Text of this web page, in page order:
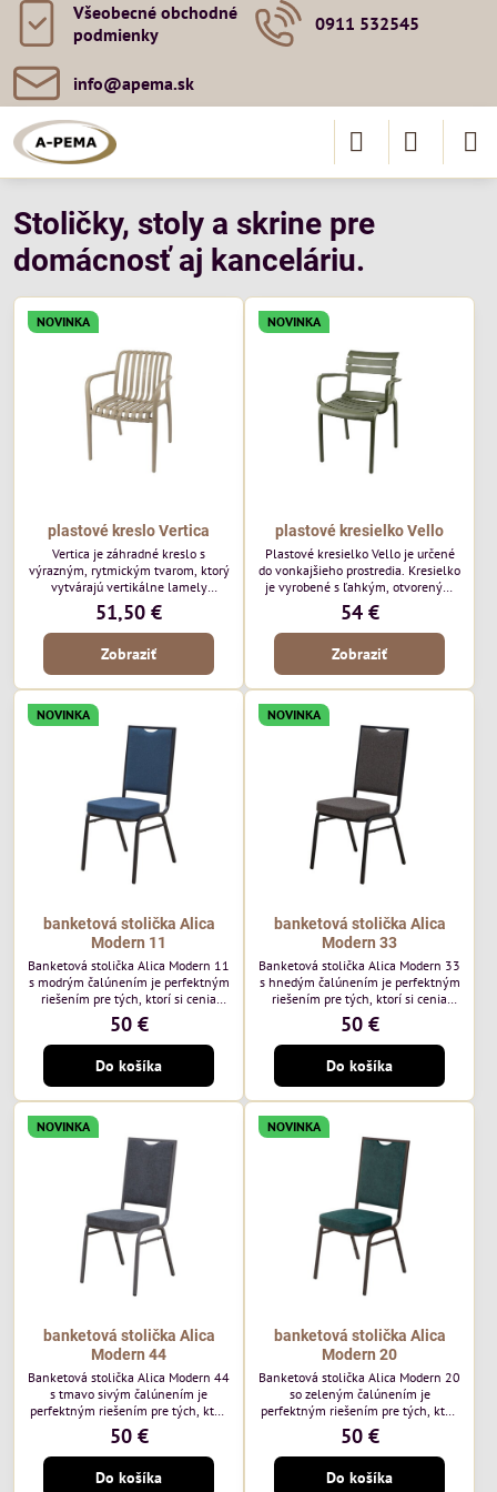
Všeobecné obchodné
podmienky
0911 532545
info​@apema​.sk
Stoličky, stoly a skrine pre
domácnosť aj kanceláriu.
NOVINKA
plastové kreslo Vertica
Vertica je záhradné kreslo s
výrazným, rytmickým tvarom, ktorý
vytvárajú vertikálne lamely
operadla a sedadla. Jej otvorený
dizajn jej dodáva ľahký, vzdušný
vzhľad a robí z nej perfektný
doplnok moderných vonkajších
pozornosť svojimi detailmi bez toho,
aby dominoval priestoru. Bude
vyzerať skvele vo vonkajších
jedálenských priestoroch, pri
bistrových stoloch a v...
51,50 €
Zobraziť
NOVINKA
plastové kresielko Vello
Plastové kresielko Vello je určené
do vonkajšieho prostredia. Kresielko
je vyrobené s ľahkým, otvoreným
tvarom a jemne kontúrovanými
líniami. Horizontálne lamely
operadla a jemne zaoblené
podrúčky dodávajú kresielku
ležérny, letný nádych. Tento model
bude vyzerať skvele vo vonkajších
jedálenských priestoroch, pri
reštauračných stoloch a v
bistrových priestoroch.
54 €
Zobraziť
NOVINKA
banketová stolička Alica
Modern 11
Banketová stolička Alica Modern 11
s modrým čalúnením je perfektným
riešením pre tých, ktorí si cenia
vysokú kvalitu a jedinečný dizajn.
Stolička je výnimočná použitím
vysoko kvalitného modrého
čalúnenia Mossa 79 od poľského
výrobcu Davis ktorého látka má
hmotnosť 325 g/m², čo zaručuje
výnimočnú odolnosť a pohodlie.
Okrem toho je látka vybavená
technológiou Easy-Clean, vďaka
ktorej sa ľahko...
50 €
Do košíka
NOVINKA
banketová stolička Alica
Modern 33
Banketová stolička Alica Modern 33
s hnedým čalúnením je perfektným
riešením pre tých, ktorí si cenia
vysokú kvalitu a jedinečný dizajn.
Stolička je výnimočná použitím
vysoko kvalitného hnedého
čalúnenia Mossa 29 od poľského
výrobcu Davis ktorého látka má
hmotnosť 325 g/m², čo zaručuje
výnimočnú odolnosť a pohodlie.
Okrem toho je látka vybavená
technológiou Easy-Clean, vďaka
ktorej sa ľahko...
50 €
Do košíka
NOVINKA
banketová stolička Alica
Modern 44
Banketová stolička Alica Modern 44
s tmavo sivým čalúnením je
perfektným riešením pre tých, ktorí
si cenia vysokú kvalitu a jedinečný
dizajn. Stolička je výnimočná
použitím vysoko kvalitného tmavo
sivého zamatového čalúnenia od
50 €
Do košíka
NOVINKA
banketová stolička Alica
Modern 20
Banketová stolička Alica Modern 20
so zeleným čalúnením je
perfektným riešením pre tých, ktorí
si cenia vysokú kvalitu a jedinečný
dizajn. Stolička je výnimočná
použitím vysoko kvalitného tmavo
zeleného zamatového čalúnenia od
50 €
Do košíka